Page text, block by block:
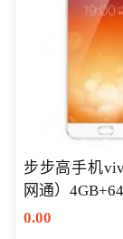
步步高手机
网通）
0.00